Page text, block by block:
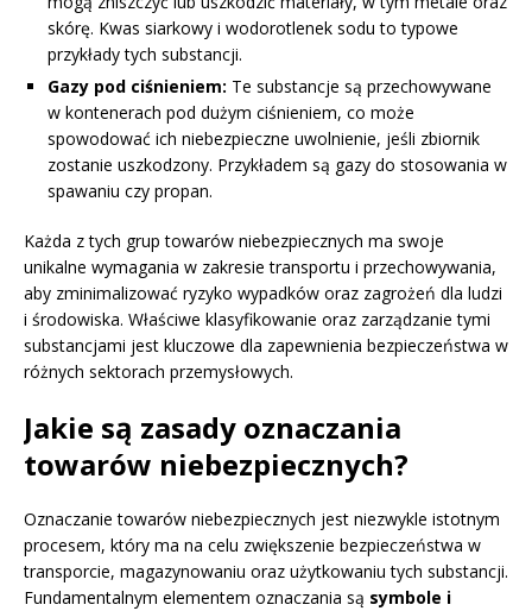
skórę. Kwas siarkowy i wodorotlenek sodu to typowe
przykłady tych substancji.
Gazy pod ciśnieniem: Te substancje są przechowywane
w kontenerach pod dużym ciśnieniem, co może
spowodować ich niebezpieczne uwolnienie, jeśli zbiornik
zostanie uszkodzony. Przykładem są gazy do stosowania w
spawaniu czy propan.
Każda z tych grup towarów niebezpiecznych ma swoje
unikalne wymagania w zakresie transportu i przechowywania,
aby zminimalizować ryzyko wypadków oraz zagrożeń dla ludzi
i środowiska. Właściwe klasyfikowanie oraz zarządzanie tymi
substancjami jest kluczowe dla zapewnienia bezpieczeństwa w
różnych sektorach przemysłowych.
Jakie są zasady oznaczania
towarów niebezpiecznych?
Oznaczanie towarów niebezpiecznych jest niezwykle istotnym
procesem, który ma na celu zwiększenie bezpieczeństwa w
transporcie, magazynowaniu oraz użytkowaniu tych substancji.
Fundamentalnym elementem oznaczania są symbole i